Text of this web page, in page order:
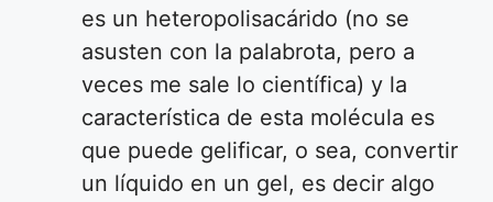
es un heteropolisacárido (no se
asusten con la palabrota, pero a
veces me sale lo científica) y la
característica de esta molécula es
que puede gelificar, o sea, convertir
un líquido en un gel, es decir algo